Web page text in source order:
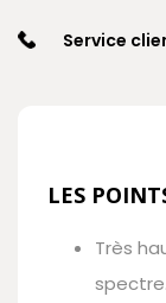
Service
LES
Très
spectre.